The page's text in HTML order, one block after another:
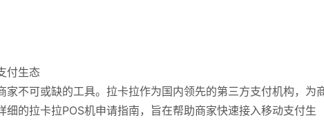
付生态
不可或缺的工具。拉卡拉作为国内领先的第三方支付机构，为
的拉卡拉POS机申请指南，旨在帮助商家快速接入移动支付生